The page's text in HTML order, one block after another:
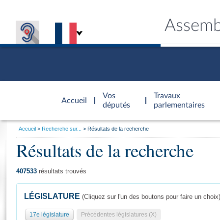
Accueil
d'accueil
Vos
députés
Travaux
parlementaires
Général
Vous
Accueil Recherche sur... Résultats de la recherche
Résultats de la recherche
407533 résultats trouvés
LÉGISLATURE (Cliquez sur l'un des boutons pour faire un choix)
17e législature Précédentes législatures (X)